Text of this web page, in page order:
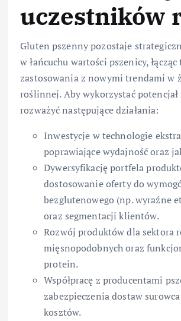
uczestników
Gluten pszenny pozostaje
w łańcuchu wartości pszenicy,
zastosowania z nowymi trendami w
roślinnej. Aby wykorzystać
rozważyć następujące działania:
Inwestycje w technologie
poprawiające wydajność oraz
Dywersyfikację portfela
dostosowanie oferty do
bezglutenowego (np. wyraźne
oraz segmentacji klientów.
Rozwój produktów dla sektora
mięsnopodobnych oraz
protein.
Współpracę z producentami
zabezpieczenia dostaw
kosztów.